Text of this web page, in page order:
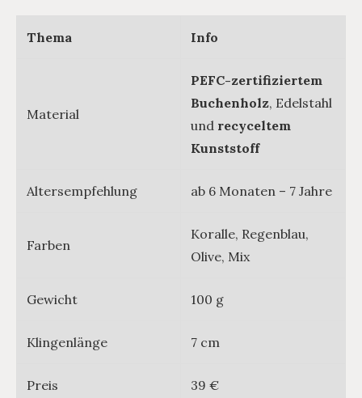
Thema Info
Material
PEFC-zertifiziertem
Buchenholz, Edelstahl
und recyceltem
Kunststoff
Altersempfehlung ab 6 Monaten – 7 Jahre
Farben
Koralle, Regenblau,
Olive, Mix
Gewicht 100 g
Klingenlänge 7 cm
Preis 39 €